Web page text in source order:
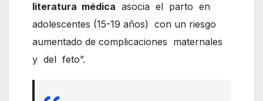
literatura médica asocia el parto en
adolescentes (15-19 años) con un riesgo
aumentado de complicaciones maternales
y del feto”.